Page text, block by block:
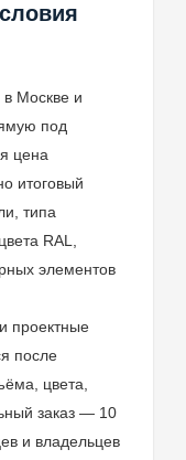
в Москве и
под
цена
итоговый
типа
RAL,
элементов
проектные
после
цвета,
заказ — 10
и владельцев